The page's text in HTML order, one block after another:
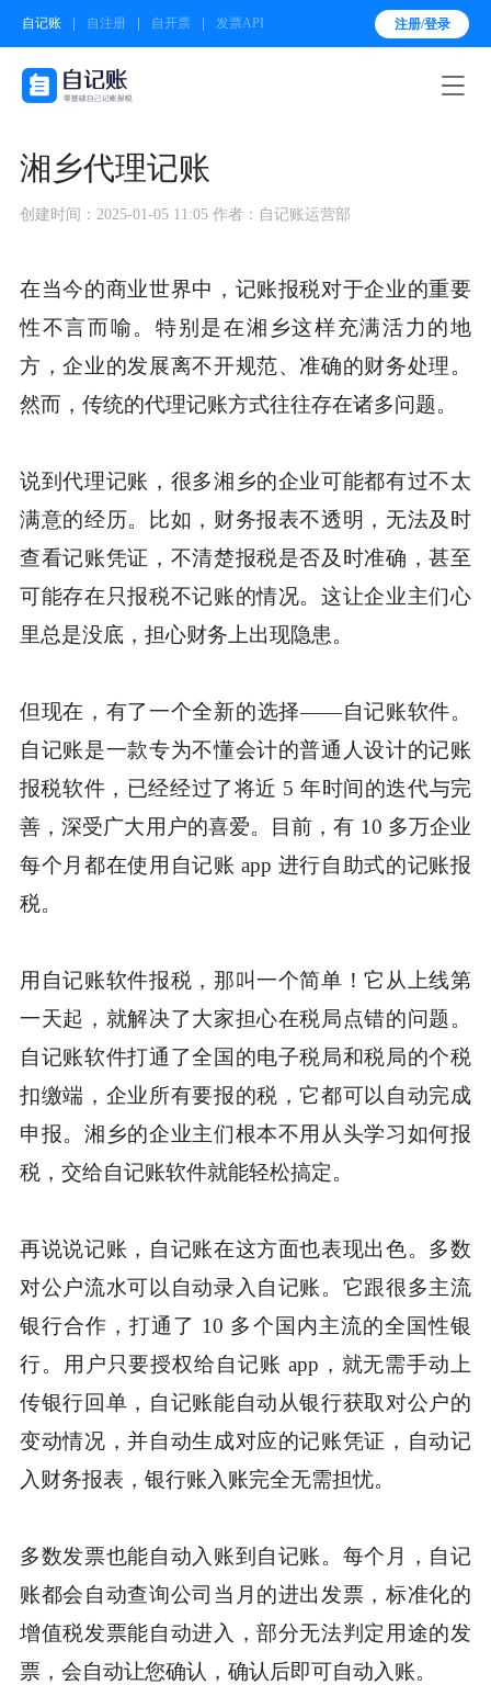
自记账 自注册 自开票 发票API 注册/登录

湘乡代理记账
创建时间：2025-01-05 11:05 作者：自记账运营部
在当今的商业世界中，记账报税对于企业的重要
性不言而喻。特别是在湘乡这样充满活力的地
方，企业的发展离不开规范、准确的财务处理。
然而，传统的代理记账方式往往存在诸多问题。
说到代理记账，很多湘乡的企业可能都有过不太
满意的经历。比如，财务报表不透明，无法及时
查看记账凭证，不清楚报税是否及时准确，甚至
可能存在只报税不记账的情况。这让企业主们心
里总是没底，担心财务上出现隐患。
但现在，有了一个全新的选择——自记账软件。
自记账是一款专为不懂会计的普通人设计的记账
报税软件，已经经过了将近 5 年时间的迭代与完
善，深受广大用户的喜爱。目前，有 10 多万企业
每个月都在使用自记账 app 进行自助式的记账报
税。
用自记账软件报税，那叫一个简单！它从上线第
一天起，就解决了大家担心在税局点错的问题。
自记账软件打通了全国的电子税局和税局的个税
扣缴端，企业所有要报的税，它都可以自动完成
申报。湘乡的企业主们根本不用从头学习如何报
税，交给自记账软件就能轻松搞定。
再说说记账，自记账在这方面也表现出色。多数
对公户流水可以自动录入自记账。它跟很多主流
银行合作，打通了 10 多个国内主流的全国性银
行。用户只要授权给自记账 app，就无需手动上
传银行回单，自记账能自动从银行获取对公户的
变动情况，并自动生成对应的记账凭证，自动记
入财务报表，银行账入账完全无需担忧。
多数发票也能自动入账到自记账。每个月，自记
账都会自动查询公司当月的进出发票，标准化的
增值税发票能自动进入，部分无法判定用途的发
票，会自动让您确认，确认后即可自动入账。